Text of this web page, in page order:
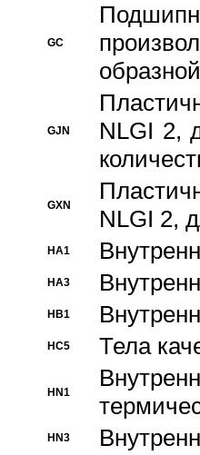
GC
GJN
NLGI 2,
GXN
NLGI 2,
HA1
HA3
HB1
HC5 Тела
HN1
HN3